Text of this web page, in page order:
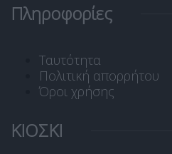
Πληροφορίες
Ταυτότητα
Πολιτική απορρήτου
Όροι χρήσης
ΚΙΟΣΚΙ